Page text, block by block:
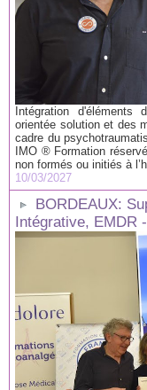
Intégration d'éléments
orientée solution et des
cadre du
IMO ® Formation
non formés ou initiés à
10/03/2027
BORDEAUX:
Intégrative, EMDR